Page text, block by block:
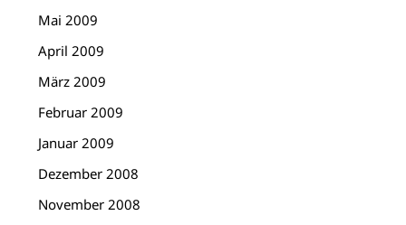
Mai 2009
April 2009
März 2009
Februar 2009
Januar 2009
Dezember 2008
November 2008